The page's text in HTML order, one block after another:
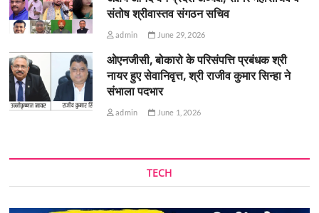
संतोष श्रीवास्तव संगठन सचिव
admin June 29, 2026
ओएनजीसी, बोकारो के परिसंपत्ति प्रबंधक श्री
नायर हुए सेवानिवृत्त, श्री राजीव कुमार सिन्हा ने
संभाला पदभार
admin June 1, 2026
TECH